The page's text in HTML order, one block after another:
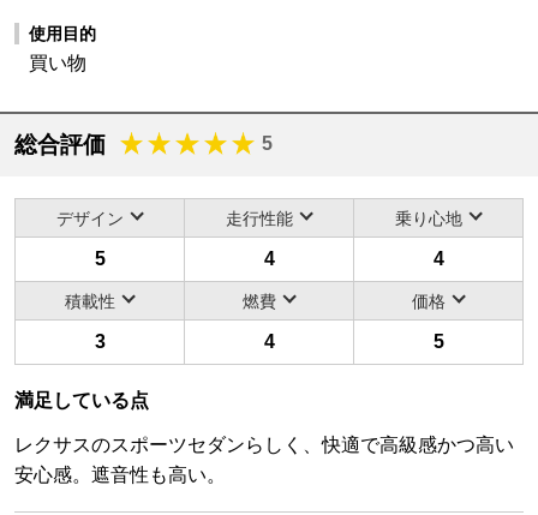
使用目的
買い物
総合評価 5
デザイン 走行性能 乗り心地
5 4 4
積載性 燃費 価格
3 4 5
満足している点
レクサスのスポーツセダンらしく、快適で高級感かつ高い
安心感。遮音性も高い。